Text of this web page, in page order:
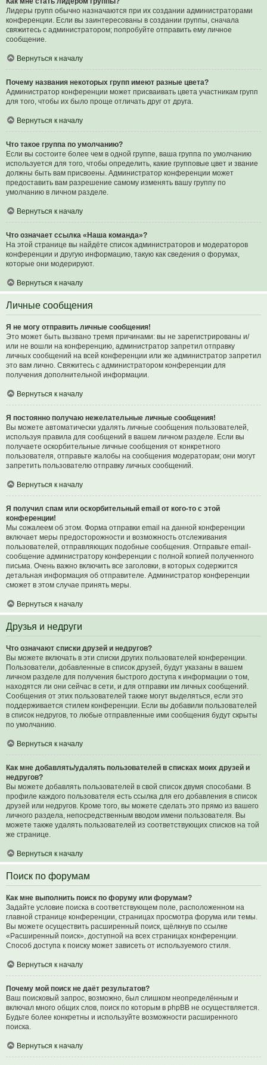
Лидеры групп обычно назначаются при их создании администраторами
конференции. Если вы заинтересованы в создании группы, сначала
свяжитесь с администратором; попробуйте отправить ему личное
сообщение.
Вернуться к началу
Почему названия некоторых групп имеют разные цвета?
Администратор конференции может присваивать цвета участникам групп
для того, чтобы их было проще отличать друг от друга.
Вернуться к началу
Что такое группа по умолчанию?
Если вы состоите более чем в одной группе, ваша группа по умолчанию
используется для того, чтобы определить, какие групповые цвет и звание
должны быть вам присвоены. Администратор конференции может
предоставить вам разрешение самому изменять вашу группу по
умолчанию в личном разделе.
Вернуться к началу
Что означает ссылка «Наша команда»?
На этой странице вы найдёте список администраторов и модераторов
конференции и другую информацию, такую как сведения о форумах,
которые они модерируют.
Вернуться к началу
Личные сообщения
Я не могу отправить личные сообщения!
Это может быть вызвано тремя причинами: вы не зарегистрированы и/
или не вошли на конференцию, администратор запретил отправку
личных сообщений на всей конференции или же администратор запретил
это вам лично. Свяжитесь с администратором конференции для
получения дополнительной информации.
Вернуться к началу
Я постоянно получаю нежелательные личные сообщения!
Вы можете автоматически удалять личные сообщения пользователей,
используя правила для сообщений в вашем личном разделе. Если вы
получаете оскорбительные личные сообщения от конкретного
пользователя, отправьте жалобы на сообщения модераторам; они могут
запретить пользователю отправку личных сообщений.
Вернуться к началу
Я получил спам или оскорбительный email от кого-то с этой
конференции!
Мы сожалеем об этом. Форма отправки email на данной конференции
включает меры предосторожности и возможность отслеживания
пользователей, отправляющих подобные сообщения. Отправьте email-
сообщение администратору конференции с полной копией полученного
письма. Очень важно включить все заголовки, в которых содержится
детальная информация об отправителе. Администратор конференции
сможет в этом случае принять меры.
Вернуться к началу
Друзья и недруги
Что означают списки друзей и недругов?
Вы можете включать в эти списки других пользователей конференции.
Пользователи, добавленные в список друзей, будут указаны в вашем
личном разделе для получения быстрого доступа к информации о том,
находятся ли они сейчас в сети, и для отправки им личных сообщений.
Сообщения от этих пользователей также могут выделяться, если это
поддерживается стилем конференции. Если вы добавили пользователей
в список недругов, то любые отправленные ими сообщения будут скрыты
по умолчанию.
Вернуться к началу
Как мне добавлять/удалять пользователей в списках моих друзей и
недругов?
Вы можете добавлять пользователей в свой список двумя способами. В
профиле каждого пользователя есть ссылка для его добавления в список
друзей или недругов. Кроме того, вы можете сделать это прямо из вашего
личного раздела, непосредственным вводом имени пользователя. Вы
можете также удалять пользователей из соответствующих списков на той
же странице.
Вернуться к началу
Поиск по форумам
Как мне выполнить поиск по форуму или форумам?
Задайте условие поиска в соответствующем поле, расположенном на
главной странице конференции, страницах просмотра форума или темы.
Вы можете осуществить расширенный поиск, щёлкнув по ссылке
«Расширенный поиск», доступной на всех страницах конференции.
Способ доступа к поиску может зависеть от используемого стиля.
Вернуться к началу
Почему мой поиск не даёт результатов?
Ваш поисковый запрос, возможно, был слишком неопределённым и
включал много общих слов, поиск по которым в phpBB не осуществляется.
Будьте более конкретны и используйте возможности расширенного
поиска.
Вернуться к началу